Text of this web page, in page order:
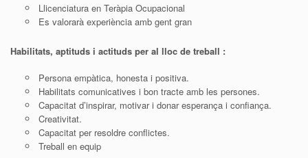
Llicenciatura en Teràpia Ocupacional
Es valorarà experiència amb gent gran
Habilitats, aptituds i actituds per al lloc de treball :
Persona empàtica, honesta i positiva.
Habilitats comunicatives i bon tracte amb les persones.
Capacitat d’inspirar, motivar i donar esperança i confiança.
Creativitat.
Capacitat per resoldre conflictes.
Treball en equip